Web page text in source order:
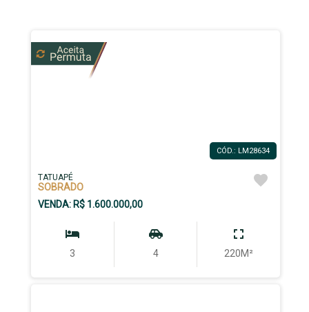
CÓD.: LM28634
TATUAPÉ
SOBRADO
VENDA: R$ 1.600.000,00
3 4 220M²